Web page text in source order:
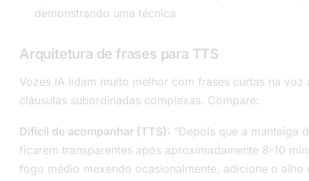
demonstrando uma técnica
Arquitetura de frases para TTS
Vozes IA lidam muito melhor com frases curtas na
cláusulas subordinadas complexas. Compare:
Difícil de acompanhar (TTS): “Depois que a manteiga
ficarem transparentes após aproximadamente 8-10
fogo médio mexendo ocasionalmente, adicione o alho